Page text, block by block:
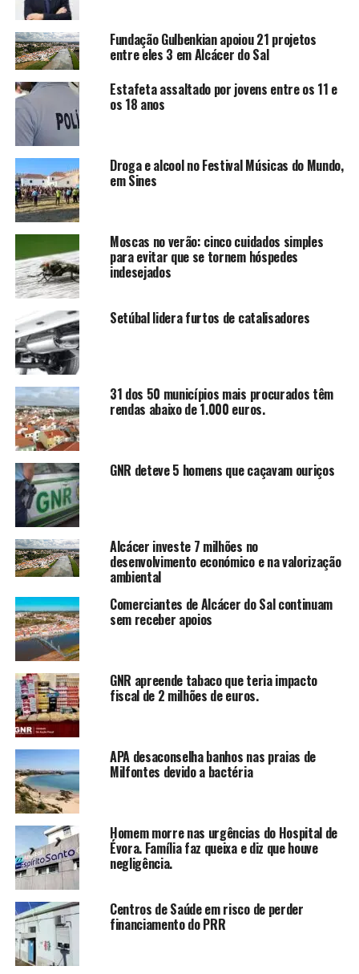
Fundação Gulbenkian apoiou 21 projetos
entre eles 3 em Alcácer do Sal
Estafeta assaltado por jovens entre os 11 e
os 18 anos
Droga e alcool no Festival Músicas do Mundo,
em Sines
Moscas no verão: cinco cuidados simples
para evitar que se tornem hóspedes
indesejados
Setúbal lidera furtos de catalisadores
31 dos 50 municípios mais procurados têm
rendas abaixo de 1.000 euros.
GNR deteve 5 homens que caçavam ouriços
Alcácer investe 7 milhões no
desenvolvimento económico e na valorização
ambiental
Comerciantes de Alcácer do Sal continuam
sem receber apoios
GNR apreende tabaco que teria impacto
fiscal de 2 milhões de euros.
APA desaconselha banhos nas praias de
Milfontes devido a bactéria
Homem morre nas urgências do Hospital de
Évora. Família faz queixa e diz que houve
negligência.
Centros de Saúde em risco de perder
financiamento do PRR